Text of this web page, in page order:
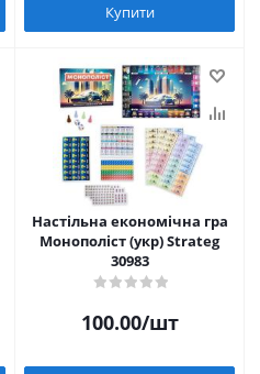
Купити
Настільна економічна гра
Монополіст (укр) Strateg
30983
100.00/шт